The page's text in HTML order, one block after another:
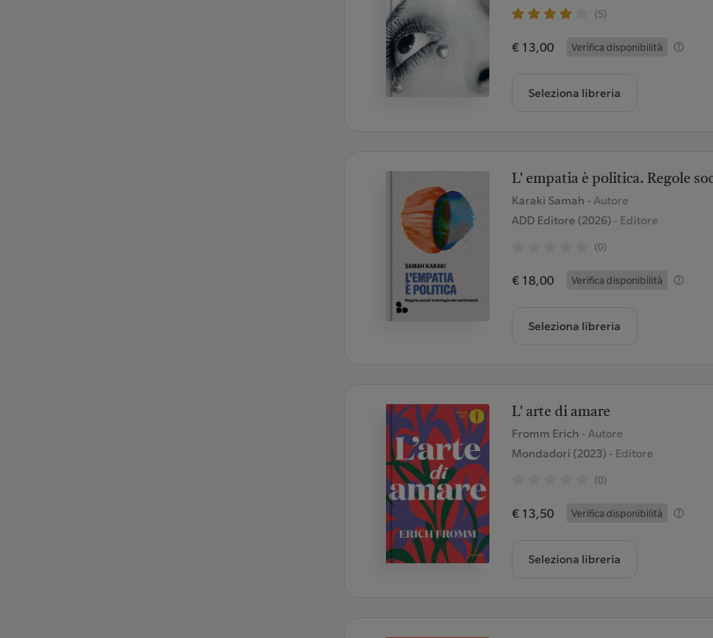
(5)
€ 13,00 Verifica disponibilità
Seleziona libreria
L' empatia è politica. Regole
Karaki Samah - Autore
ADD Editore (2026)- Editore
(0)
€ 18,00 Verifica disponibilità
Seleziona libreria
L' arte di amare
Fromm Erich - Autore
Mondadori (2023)- Editore
(0)
€ 13,50 Verifica disponibilità
Seleziona libreria